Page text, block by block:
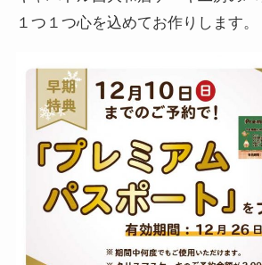
１つ１つ心を込めてお作りします。